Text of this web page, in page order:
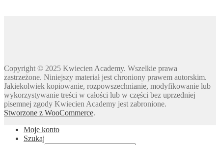
Dzień Postaci z bajek
Dzień Przedszkolaka
Dzień Pszczoły
Dzień Świadomości Autyzmu
Dzień Zdrowego Śniadania
Copyright © 2025 Kwiecien Academy. Wszelkie prawa
zastrzeżone. Niniejszy materiał jest chroniony prawem autorskim.
Jakiekolwiek kopiowanie, rozpowszechnianie, modyfikowanie lub
wykorzystywanie treści w całości lub w części bez uprzedniej
pisemnej zgody Kwiecien Academy jest zabronione.
Stworzone z WooCommerce.
Moje konto
Szukaj